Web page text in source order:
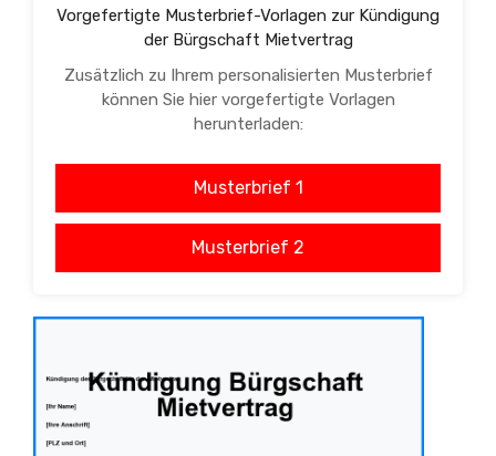
Vorgefertigte Musterbrief-Vorlagen zur Kündigung
der Bürgschaft Mietvertrag
Zusätzlich zu Ihrem personalisierten Musterbrief
können Sie hier vorgefertigte Vorlagen
herunterladen:
Musterbrief 1
Musterbrief 2